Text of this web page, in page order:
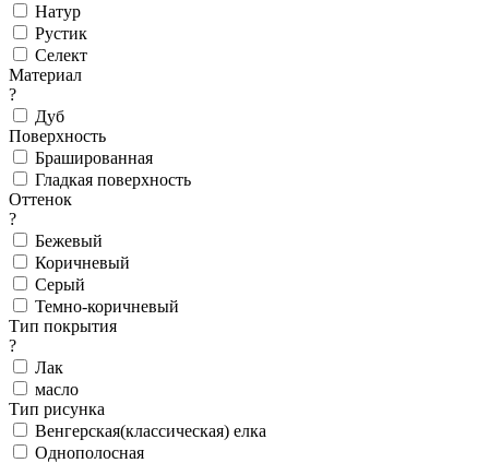
Натур
Рустик
Селект
Материал
?
Дуб
Поверхность
Брашированная
Гладкая поверхность
Оттенок
?
Бежевый
Коричневый
Серый
Темно-коричневый
Тип покрытия
?
Лак
масло
Тип рисунка
Венгерская(классическая) елка
Однополосная